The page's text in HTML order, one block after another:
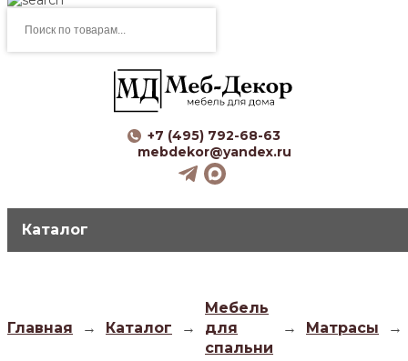
товаров
+7 (495) 792-68-63
mebdekor@yandex.ru
Каталог
Главная → Каталог →
Мебель
для
спальни
→ Матрасы →